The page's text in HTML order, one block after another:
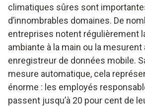
climatiques sûres sont
d’innombrables domaines. De
entreprises notent régulièrement
ambiante à la main ou la mesurent
enregistreur de données mobile.
mesure automatique, cela
énorme : les employés
passent jusqu’à 20 pour cent de